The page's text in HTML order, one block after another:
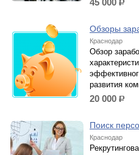
45 000 р.
Обзоры
Краснодар
Обзор
развития
20 000 р.
Поиск
Краснодар